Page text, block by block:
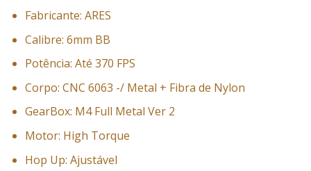
Fabricante: ARES
Calibre: 6mm BB
Potência: Até 370 FPS
Corpo: CNC 6063 -/ Metal + Fibra de Nylon
GearBox: M4 Full Metal Ver 2
Motor: High Torque
Hop Up: Ajustável